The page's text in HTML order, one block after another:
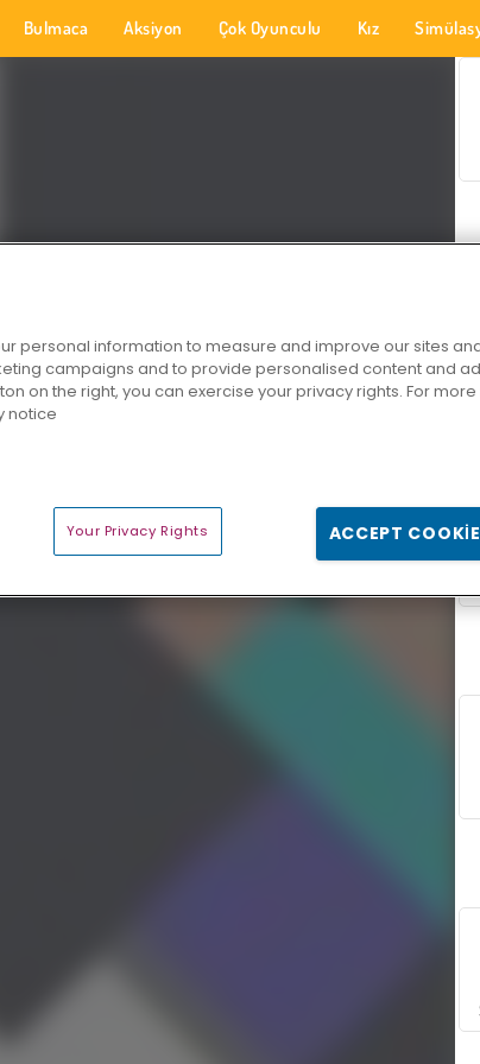
Bulmaca Aksiyon Çok Oyunculu Kız
personal information to measure and improve our sites
campaigns and to provide personalised content and
on the right, you can exercise your privacy rights. For
notice
Your Privacy Rights ACCEPT